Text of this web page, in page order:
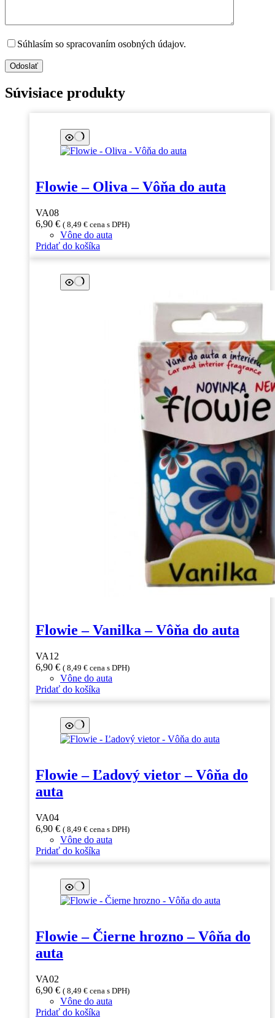
Súhlasím so spracovaním osobných údajov.
Odoslať
Súvisiace produkty
Flowie – Oliva – Vôňa do auta
VA08
6,90 € ( 8,49 € cena s DPH)
Vône do auta
Pridať do košíka
Flowie – Vanilka – Vôňa do auta
VA12
6,90 € ( 8,49 € cena s DPH)
Vône do auta
Pridať do košíka
Flowie – Ľadový vietor – Vôňa do
auta
VA04
6,90 € ( 8,49 € cena s DPH)
Vône do auta
Pridať do košíka
Flowie – Čierne hrozno – Vôňa do
auta
VA02
6,90 € ( 8,49 € cena s DPH)
Vône do auta
Pridať do košíka